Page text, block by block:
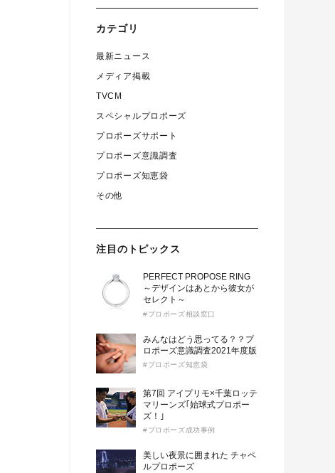
カテゴリ
最新ニュース
メディア掲載
TVCM
スペシャルプロポーズ
プロポーズサポート
プロポーズ意識調査
プロポーズ知恵袋
その他
注目のトピックス
PERFECT PROPOSE RING
～デザインはあとから彼女が
セレクト～
#プロポーズ相談窓口
みんなはどう思ってる？？プ
ロポーズ意識調査2021年度版
#プロポーズ知恵袋
第7回 アイプリモ×千葉ロッテ
マリーンズ｢始球式プロポー
ズ！｣
#プロポーズ成功事例
美しい夜景に囲まれた チャペ
ルプロポーズ